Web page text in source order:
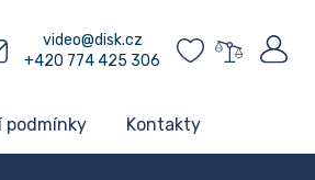
video@disk.cz
+420 774 425 306
podmínky Kontakty